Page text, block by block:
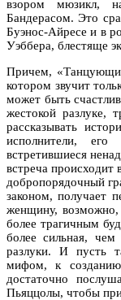
взором мюзикл,
Бандерасом. Это
Буэнос-Айресе и в
Уэббера, блестяще
Причем,
котором звучит
может быть
жестокой разлуке,
рассказывать
исполнители,
встретившиеся
встреча происходит
добропорядочный
законом, получает
женщину,
более трагичным
более сильная, чем
разлуки. И пусть
мифом, к
достаточно
Пьяццолы, чтобы